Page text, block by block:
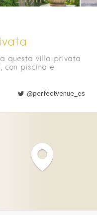
questa villa privata
con piscina e
@perfectvenue_es